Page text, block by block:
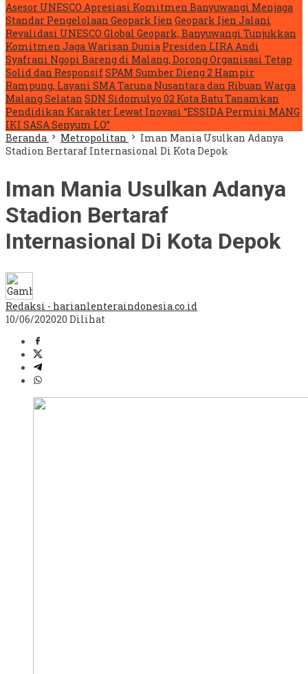
Asesor UNESCO Apresiasi Komitmen Banyuwangi Menjaga
Standar Pengelolaan Geopark Ijen Geopark Ijen Jalani
Revalidasi UNESCO Global Geopark, Banyuwangi Tunjukkan
Komitmen Jaga Warisan Dunia Presiden LIRA Andi
Syafrani Ngopi Bareng di Malang, Dorong Organisasi Tetap
Solid dan ResponsifSPAM Sumber Dieng 2 Hampir
Rampung, Layani SMA Taruna Nusantara dan Ribuan Warga
Malang Selatan SDN Sidomulyo 02 Kota Batu Tanamkan
Pendidikan Karakter Lewat Inovasi “ESSIDA Permisi MANG
IKI SASA Senyum LO”
Beranda
Metropolitan
Iman Mania Usulkan Adanya
Stadion Bertaraf Internasional Di Kota Depok
Iman Mania Usulkan Adanya
Stadion Bertaraf
Internasional Di Kota Depok
Redaksi - harianlenteraindonesia.co.id
10/06/202020 Dilihat